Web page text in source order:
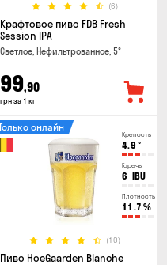
(6)
Крафтовое пиво FDB Fresh
Session IPA
Светлое, Нефильтрованное, 5°
99,90
грн за 1 кг
Крепость
4.9 °
Горечь
6 IBU
Плотность
11.7 %
(10)
онлайн
Пиво HoeGaarden Blanche